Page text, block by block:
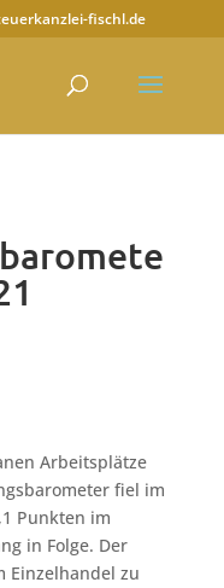
fischl.de
Arbeitsplätze
fiel im
Punkten im
in Folge. Der
Einzelhandel zu